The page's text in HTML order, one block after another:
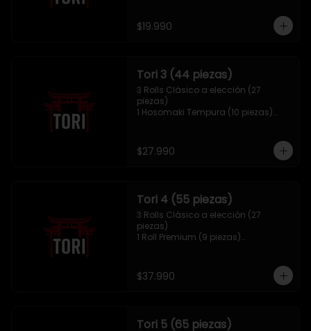
$19.990
Tori 3 (44 piezas)
3 Rolls Clásico a elección (27
piezas)
1 Hosomaki Tempura (10 piezas)
$27.990
Tori 4 (55 piezas)
3 Rolls Clásico a elección (27
piezas)
1 Roll Premium (9 piezas)
1 Mix Gyozas (5 unidades)
$37.990
Tori 5 (65 piezas)